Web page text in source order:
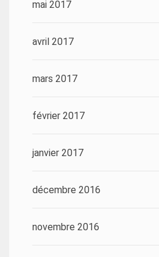
mai 2017
avril 2017
mars 2017
février 2017
janvier 2017
décembre 2016
novembre 2016